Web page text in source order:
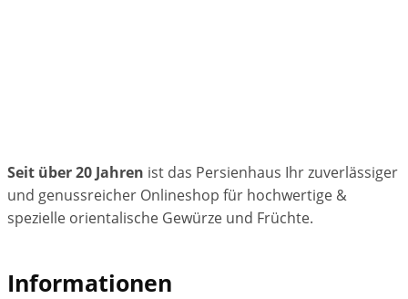
Seit über 20 Jahren ist das Persienhaus Ihr zuverlässiger
und genussreicher Onlineshop für hochwertige &
spezielle orientalische Gewürze und Früchte.
Informationen